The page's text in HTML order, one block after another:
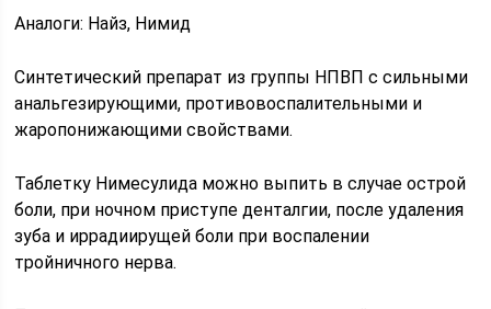
Аналоги: Найз, Нимид
Синтетический препарат из группы НПВП с сильными
анальгезирующими, противовоспалительными и
жаропонижающими свойствами.
Таблетку Нимесулида можно выпить в случае острой
боли, при ночном приступе денталгии, после удаления
зуба и иррадиирущей боли при воспалении
тройничного нерва.